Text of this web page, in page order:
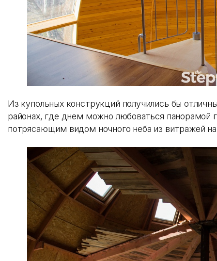
Из купольных конструкций получились бы
районах, где днем можно любоваться
потрясающим видом ночного неба из витражей